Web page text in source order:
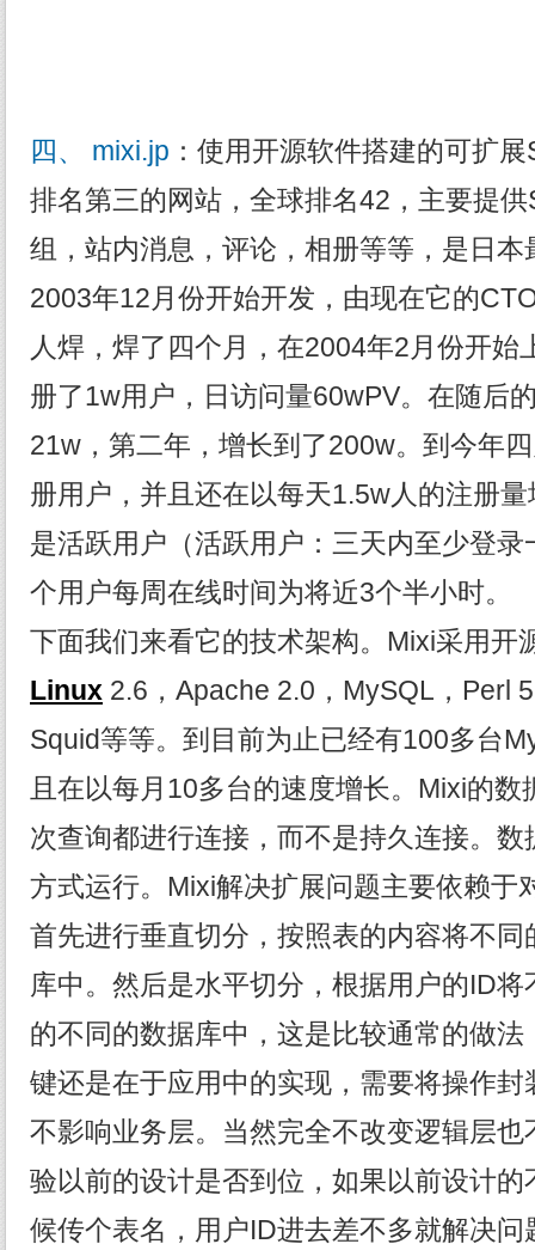
四、 mixi.jp ：使用开源软件搭建的可扩
排名第三的网站，全球排名42，主要提
组，站内消息，评论，相册等等，是日
2003年12月份开始开发，由现在它的
人焊，焊了四个月，在2004年2月份开始
册了1w用户，日访问量60wPV。在随后
21w，第二年，增长到了200w。到今年
册用户，并且还在以每天1.5w人的注册
是活跃用户（活跃用户：三天内至少登
个用户每周在线时间为将近3个半小时。
下面我们来看它的技术架构。Mixi采用开
Linux 2.6，Apache 2.0，MySQL，Perl
Squid等等。到目前为止已经有100多台
且在以每月10多台的速度增长。Mixi的
次查询都进行连接，而不是持久连接。
方式运行。Mixi解决扩展问题主要依赖于
首先进行垂直切分，按照表的内容将不
库中。然后是水平切分，根据用户的ID
的不同的数据库中，这是比较通常的做
键还是在于应用中的实现，需要将操作
不影响业务层。当然完全不改变逻辑层
验以前的设计是否到位，如果以前设计
候传个表名，用户ID进去差不多就解决